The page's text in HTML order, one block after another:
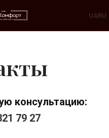
UARU
консультацию:
79 27